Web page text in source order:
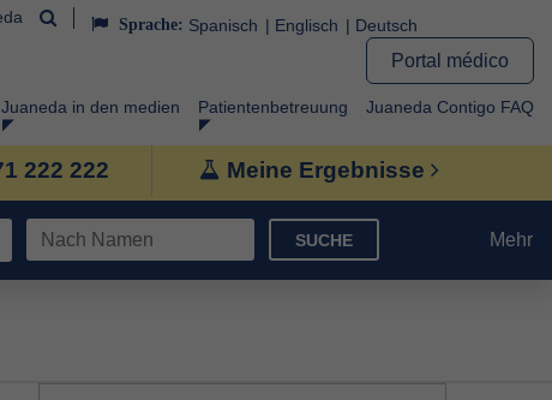
Sprache: Spanisch Englisch Deutsch
Portal médico
Juaneda in den medien Patientenbetreuung Juaneda Contigo FAQ
222 222 Meine Ergebnisse
SUCHE Mehr